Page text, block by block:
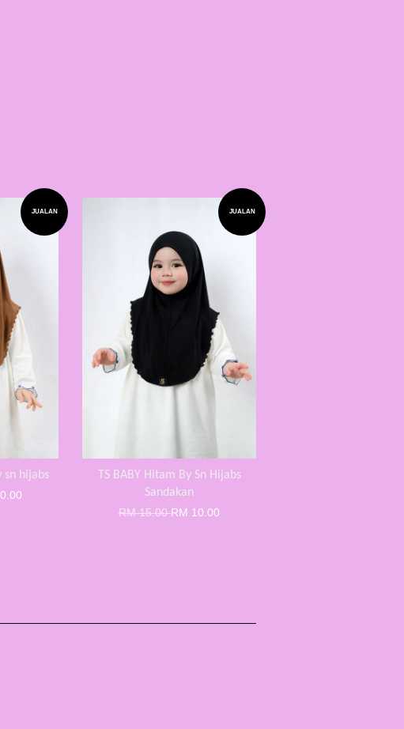
JUALAN
sn hijabs
JUALAN
TS BABY Hitam By Sn Hijabs
Sandakan
RM 15.00RM 10.00